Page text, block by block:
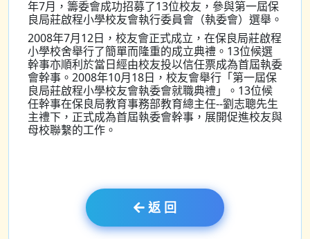
年7月，籌委會成功招募了13位校友，參與第一屆保
良局莊啟程小學校友會執行委員會（執委會）選舉。
2008年7月12日，校友會正式成立，在保良局莊啟程
小學校舍舉行了簡單而隆重的成立典禮。13位候選
幹事亦順利於當日經由校友投以信任票成為首屆執委
會幹事。2008年10月18日，校友會舉行「第一屆保
良局莊啟程小學校友會執委會就職典禮」。13位候
任幹事在保良局教育事務部教育總主任--劉志聰先生
主禮下，正式成為首屆執委會幹事，展開促進校友與
母校聯繫的工作。
返 回